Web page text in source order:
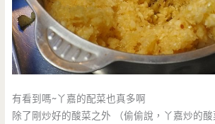
有看到嗎~丫嘉的配菜也真多啊
除了剛炒好的酸菜之外 （偷偷說，丫嘉炒的